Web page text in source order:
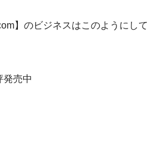
】のビジネスはこのようにして
売中